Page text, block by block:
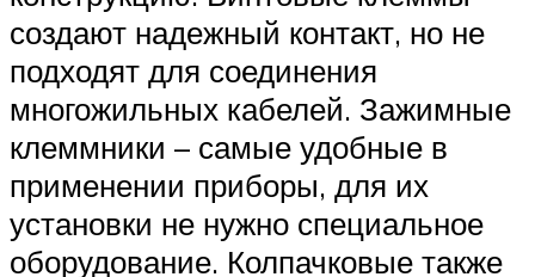
создают надежный контакт, но не
подходят для соединения
многожильных кабелей. Зажимные
клеммники – самые удобные в
применении приборы, для их
установки не нужно специальное
оборудование. Колпачковые также